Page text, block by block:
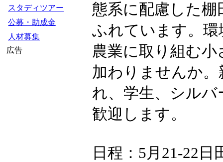
スタディツアー
公募・助成金
人材募集
広告
態系に配慮した
ふれています。環
農業に取り組む
加わりませんか。
れ、学生、シル
歓迎します。
日程：5月21-22日